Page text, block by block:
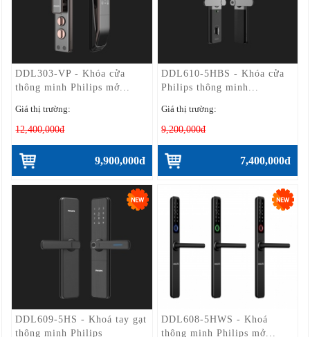
DDL303-VP - Khóa cửa
thông minh Philips mở...
Giá thị trường:
12,400,000đ
9,900,000đ
DDL610-5HBS - Khóa cửa
Philips thông minh...
Giá thị trường:
9,200,000đ
7,400,000đ
DDL609-5HS - Khoá tay gạt
thông minh Philips
DDL608-5HWS - Khoá
thông minh Philips mở...